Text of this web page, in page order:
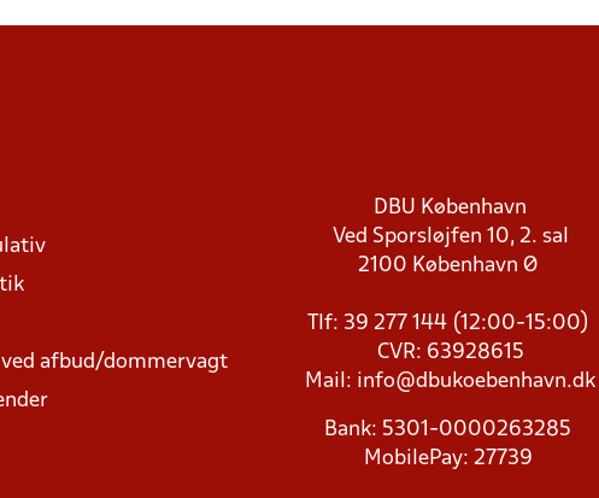
afbud/dommervagt
DBU København
Ved Sporsløjfen 10, 2. sal
2100 København Ø
Tlf: 39 277 144 (12:00-15:00)
CVR: 63928615
Mail: info@dbukoebenhavn.dk
Bank: 5301-0000263285
MobilePay: 27739